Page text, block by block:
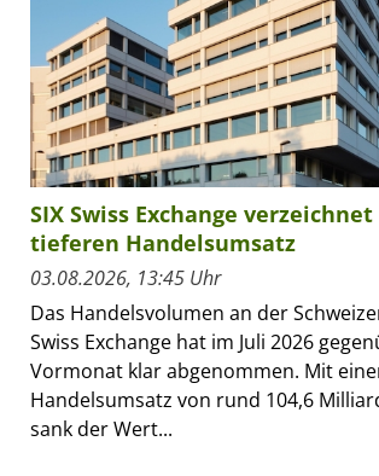
SIX Swiss Exchange
tieferen Handelsumsatz
03.08.2026, 13:45 Uhr
Das Handelsvolumen an der
Swiss Exchange hat im Juli 2026
Vormonat klar abgenommen. Mit
Handelsumsatz von rund 104,6
sank der Wert...